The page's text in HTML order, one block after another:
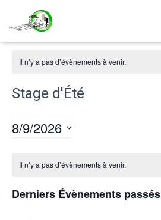
Il n’y a pas d’évènements à venir.
Stage d'Été
8/9/2026
date.
Calendrier
de
Il n’y a pas d’évènements à venir.
Derniers Évènements passés